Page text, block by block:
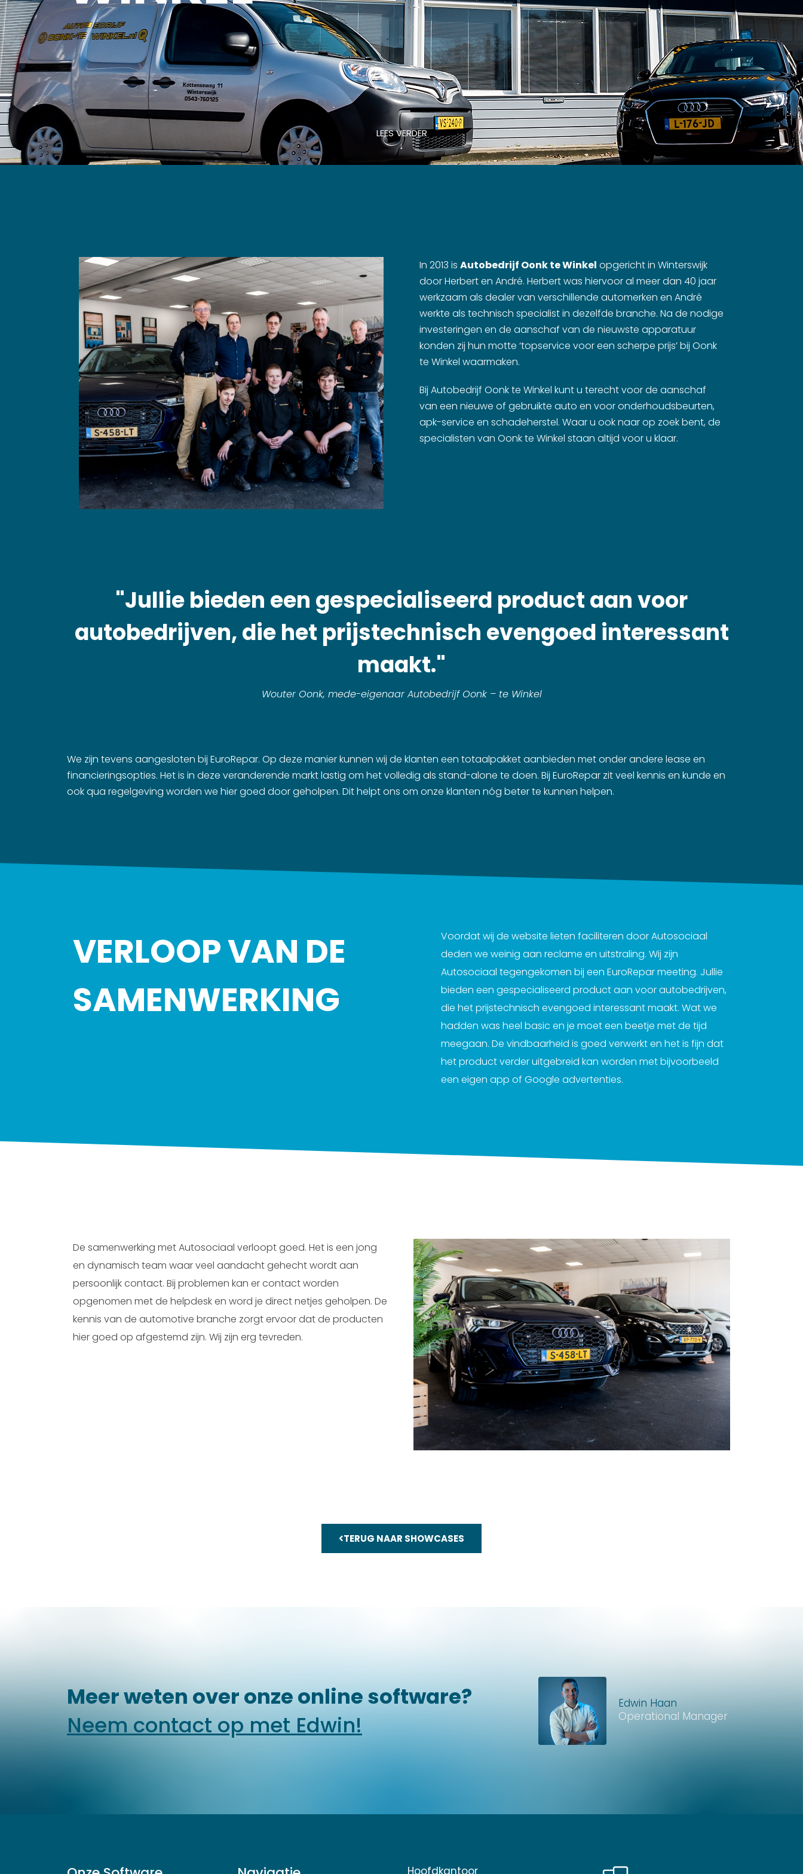
LEES VERDER
↓
In 2013 is Autobedrijf Oonk te Winkel opgericht in Winterswijk
door Herbert en André. Herbert was hiervoor al meer dan 40 jaar
werkzaam als dealer van verschillende automerken en André
werkte als technisch specialist in dezelfde branche. Na de nodige
investeringen en de aanschaf van de nieuwste apparatuur
konden zij hun motte ‘topservice voor een scherpe prijs’ bij Oonk
te Winkel waarmaken.
Bij Autobedrijf Oonk te Winkel kunt u terecht voor de aanschaf
van een nieuwe of gebruikte auto en voor onderhoudsbeurten,
apk-service en schadeherstel. Waar u ook naar op zoek bent, de
specialisten van Oonk te Winkel staan altijd voor u klaar.
"Jullie bieden een gespecialiseerd product aan voor
autobedrijven, die het prijstechnisch evengoed interessant
maakt."
Wouter Oonk, mede-eigenaar Autobedrijf Oonk – te Winkel
We zijn tevens aangesloten bij EuroRepar. Op deze manier kunnen wij de klanten een totaalpakket aanbieden met onder andere lease en
financieringsopties. Het is in deze veranderende markt lastig om het volledig als stand-alone te doen. Bij EuroRepar zit veel kennis en kunde en
ook qua regelgeving worden we hier goed door geholpen. Dit helpt ons om onze klanten nóg beter te kunnen helpen.
VERLOOP VAN DE
SAMENWERKING
Voordat wij de website lieten faciliteren door Autosociaal
deden we weinig aan reclame en uitstraling. Wij zijn
Autosociaal tegengekomen bij een EuroRepar meeting. Jullie
bieden een gespecialiseerd product aan voor autobedrijven,
die het prijstechnisch evengoed interessant maakt. Wat we
hadden was heel basic en je moet een beetje met de tijd
meegaan. De vindbaarheid is goed verwerkt en het is fijn dat
het product verder uitgebreid kan worden met bijvoorbeeld
een eigen app of Google advertenties.
De samenwerking met Autosociaal verloopt goed. Het is een jong
en dynamisch team waar veel aandacht gehecht wordt aan
persoonlijk contact. Bij problemen kan er contact worden
opgenomen met de helpdesk en word je direct netjes geholpen. De
kennis van de automotive branche zorgt ervoor dat de producten
hier goed op afgestemd zijn. Wij zijn erg tevreden.
TERUG NAAR SHOWCASES
Meer weten over onze online software?
Neem contact op met Edwin!
Edwin Haan
Operational Manager
Hoofdkantoor